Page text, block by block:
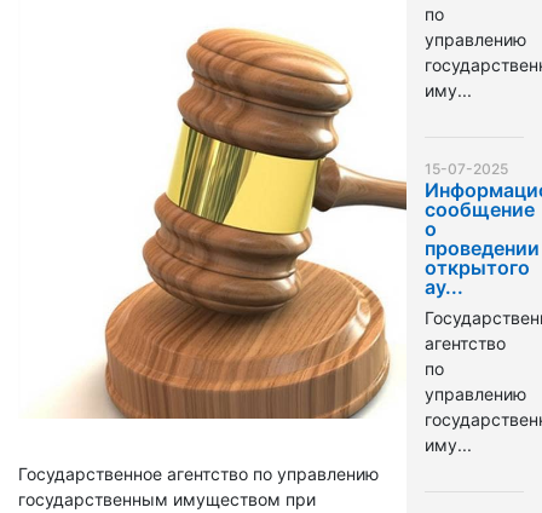
Государственное агентство по управлению
государственным имуществом при
по
управлению
иму...
15-07-2025
сообщение
о
проведении
открытого
ау...
агентство
по
управлению
иму...